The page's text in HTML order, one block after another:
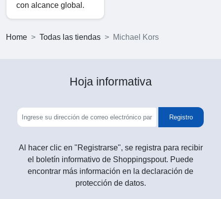
con alcance global.
Home Todas las tiendas Michael Kors
Hoja informativa
Registro
Al hacer clic en "Registrarse", se registra para recibir
el boletín informativo de Shoppingspout. Puede
encontrar más información en la declaración de
protección de datos.